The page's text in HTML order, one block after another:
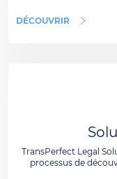
DÉCOUVRIR
TransPerfect Legal
processus de